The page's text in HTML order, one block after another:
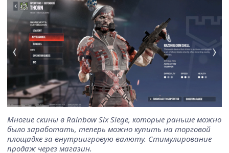
Многие скины в Rainbow Six Siege, которые раньше можно
было заработать, теперь можно купить на торговой
площадке за внутриигровую валюту. Стимулирование
продаж через магазин.